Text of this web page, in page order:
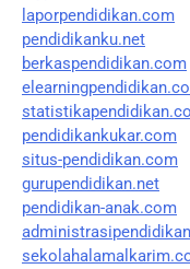
laporpendidikan.com
pendidikanku.net
berkaspendidikan.com
pendidikankukar.com
situs-pendidikan.com
gurupendidikan.net
pendidikan-anak.com